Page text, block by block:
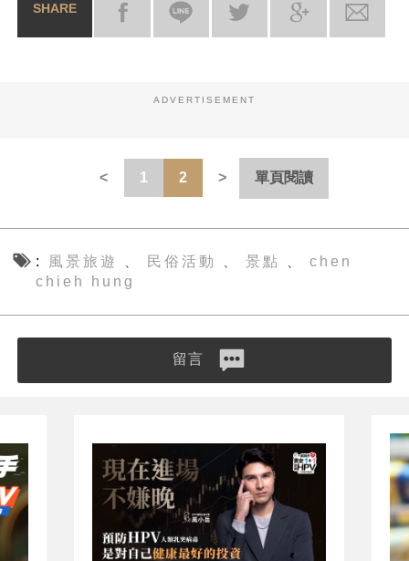
SHARE
ADVERTISEMENT
1 2 單頁閱讀
風景旅遊 民俗活動 景點
chen
chieh hung
留言